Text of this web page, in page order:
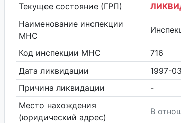
Текущее состояние (ГРП)
Наименование инспекции
МНС
Код инспекции МНС
716
Дата ликвидации
1997-
Причина ликвидации
-
Место нахождения
(юридический адрес)
В